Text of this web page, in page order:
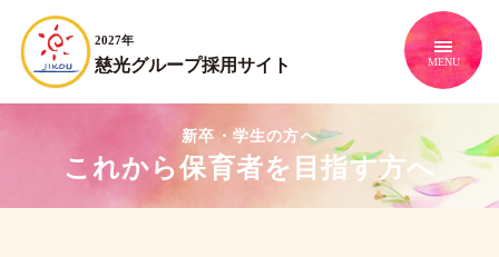
2027年
慈光グループ採用サイト
新卒・学生の方へ
これから保育者を目指す方へ